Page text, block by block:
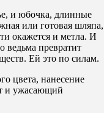
и юбочка, длинные
или готовая шляпа,
окажется и метла. И
ведьма превратит
Ей это по силам.
цвета, нанесение
и ужасающий